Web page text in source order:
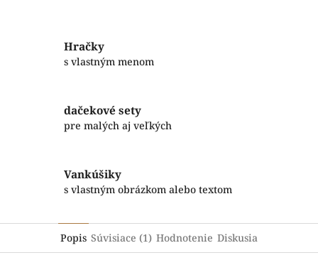
Hračky
s vlastným menom
dačekové sety
pre malých aj veľkých
Vankúšiky
s vlastným obrázkom alebo textom
Popis Súvisiace (1) Hodnotenie Diskusia